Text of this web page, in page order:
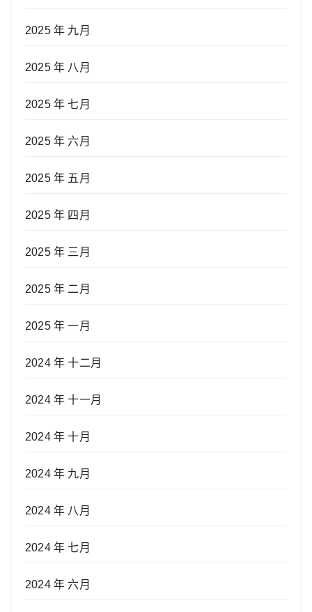
2025 年 九月
2025 年 八月
2025 年 七月
2025 年 六月
2025 年 五月
2025 年 四月
2025 年 三月
2025 年 二月
2025 年 一月
2024 年 十二月
2024 年 十一月
2024 年 十月
2024 年 九月
2024 年 八月
2024 年 七月
2024 年 六月